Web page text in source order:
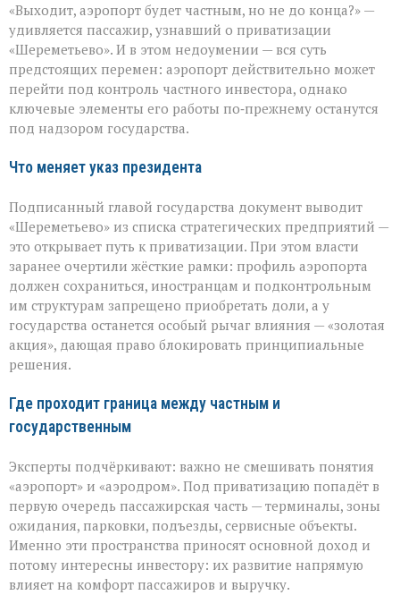
что
уйдёт
частные
руки,
а
что
останется
«Выходит, аэропорт будет частным, но не до конца?» —
удивляется пассажир, узнавший о приватизации
«Шереметьево». И в этом недоумении — вся суть
предстоящих перемен: аэропорт действительно может
перейти под контроль частного инвестора, однако
ключевые элементы его работы по‑прежнему останутся
под надзором государства.
Что меняет указ президента
Подписанный главой государства документ выводит
«Шереметьево» из списка стратегических предприятий —
это открывает путь к приватизации. При этом власти
заранее очертили жёсткие рамки: профиль аэропорта
должен сохраниться, иностранцам и подконтрольным
им структурам запрещено приобретать доли, а у
государства останется особый рычаг влияния — «золотая
акция», дающая право блокировать принципиальные
решения.
Где проходит граница между частным и
государственным
Эксперты подчёркивают: важно не смешивать понятия
«аэропорт» и «аэродром». Под приватизацию попадёт в
первую очередь пассажирская часть — терминалы, зоны
ожидания, парковки, подъезды, сервисные объекты.
Именно эти пространства приносят основной доход и
потому интересны инвестору: их развитие напрямую
влияет на комфорт пассажиров и выручку.